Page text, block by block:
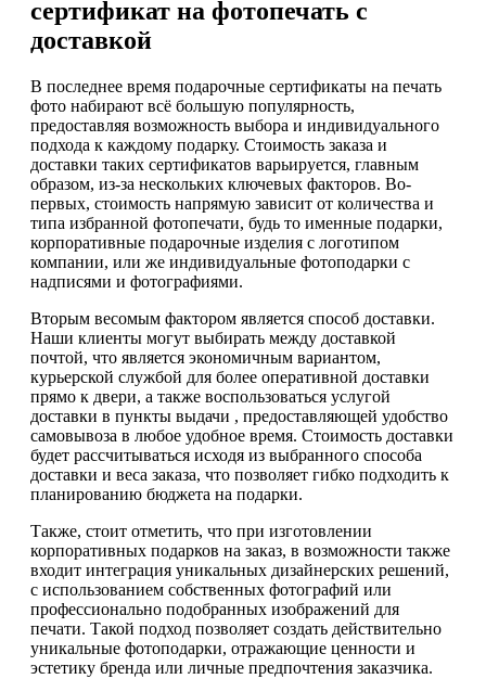
сертификат на фотопечать с
доставкой
В последнее время подарочные сертификаты на печать
фото набирают всё большую популярность,
предоставляя возможность выбора и индивидуального
подхода к каждому подарку. Стоимость заказа и
доставки таких сертификатов варьируется, главным
образом, из-за нескольких ключевых факторов. Во-
первых, стоимость напрямую зависит от количества и
типа избранной фотопечати, будь то именные подарки,
корпоративные подарочные изделия с логотипом
компании, или же индивидуальные фотоподарки с
надписями и фотографиями.
Вторым весомым фактором является способ доставки.
Наши клиенты могут выбирать между доставкой
почтой, что является экономичным вариантом,
курьерской службой для более оперативной доставки
прямо к двери, а также воспользоваться услугой
доставки в пункты выдачи , предоставляющей удобство
самовывоза в любое удобное время. Стоимость доставки
будет рассчитываться исходя из выбранного способа
доставки и веса заказа, что позволяет гибко подходить к
планированию бюджета на подарки.
Также, стоит отметить, что при изготовлении
корпоративных подарков на заказ, в возможности также
входит интеграция уникальных дизайнерских решений,
с использованием собственных фотографий или
профессионально подобранных изображений для
печати. Такой подход позволяет создать действительно
уникальные фотоподарки, отражающие ценности и
эстетику бренда или личные предпочтения заказчика.